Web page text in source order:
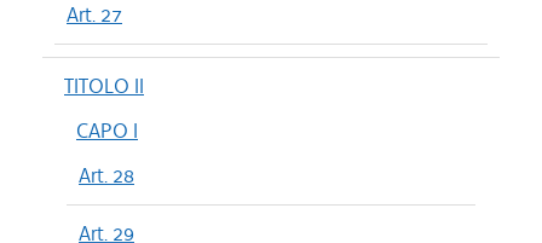
Art. 27
TITOLO II
CAPO I
Art. 28
Art. 29